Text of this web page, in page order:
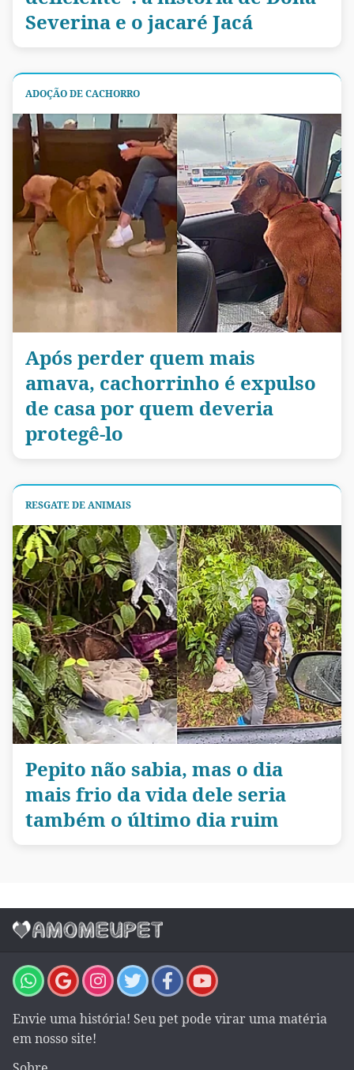
Severina e o jacaré Jacá
ADOÇÃO DE CACHORRO
Após perder quem mais
amava, cachorrinho é expulso
de casa por quem deveria
protegê-lo
RESGATE DE ANIMAIS
Pepito não sabia, mas o dia
mais frio da vida dele seria
também o último dia ruim
Envie uma história! Seu pet pode virar uma matéria
em nosso site!